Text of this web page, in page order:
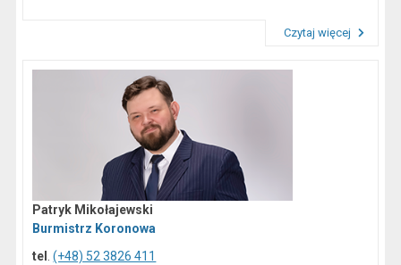
Czytaj więcej
Patryk Mikołajewski
Burmistrz Koronowa
tel
.(+48) 52 3826 411